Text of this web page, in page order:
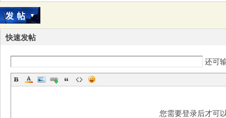
大
快速发帖
还可
您需要登录后才可